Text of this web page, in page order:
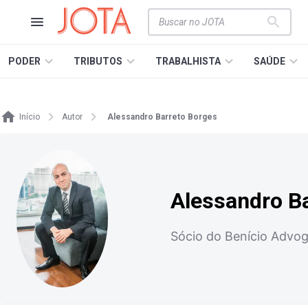
PODER TRIBUTOS TRABALHISTA SAÚDE
Início Autor Alessandro Barreto Borges
Alessandro
Sócio do Benício